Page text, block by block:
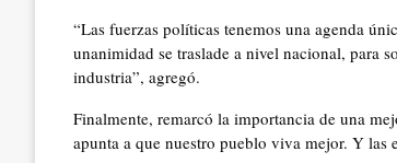
“Las fuerzas políticas tenemos una agenda
unanimidad se traslade a nivel nacional, para
industria”, agregó.
Finalmente, remarcó la importancia de una
apunta a que nuestro pueblo viva mejor. Y las